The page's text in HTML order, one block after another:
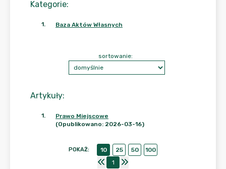
Kategorie:
1. Baza Aktów Własnych
Artykuły:
sortowanie:
1.
Prawo Miejscowe
(Opublikowano: 2026-03-16)
POKAŻ: 10 25 50
100
1